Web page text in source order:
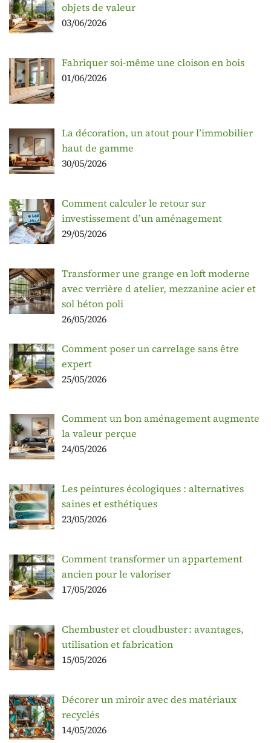
objets de valeur
03/06/2026
Fabriquer soi-même une cloison en bois
01/06/2026
La décoration, un atout pour l’immobilier
haut de gamme
30/05/2026
Comment calculer le retour sur
investissement d’un aménagement
29/05/2026
Transformer une grange en loft moderne
avec verrière d atelier, mezzanine acier et
sol béton poli
26/05/2026
Comment poser un carrelage sans être
expert
25/05/2026
Comment un bon aménagement augmente
la valeur perçue
24/05/2026
Les peintures écologiques : alternatives
saines et esthétiques
23/05/2026
Comment transformer un appartement
ancien pour le valoriser
17/05/2026
Chembuster et cloudbuster : avantages,
utilisation et fabrication
15/05/2026
Décorer un miroir avec des matériaux
recyclés
14/05/2026